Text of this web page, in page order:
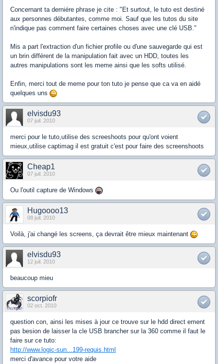
Concernant ta derniére phrase je cite : "Et surtout, le tuto est destiné
aux personnes débutantes, comme moi. Sauf que les tutos du site
n'indique pas comment faire certaines choses avec une clé USB."
Mis a part l'extraction d'un fichier profile ou d'une sauvegarde qui est
un brin différent de la manipulation fait avec un HDD, toutes les
autres manipulations sont les meme ainsi que les softs utilisé.
Enfin, merci tout de meme pour ton tuto je pense que ca va en aidé
quelques uns
elvisdu93
07 juil. 2010
merci pour le tuto,utilise des screeshoots pour qu'ont voient
mieux,utilise captimag il est gratuit c'est pour faire des screenshoots
Cheap1
07 juil. 2010
Ou l'outil capture de Windows
Hugoooo13
08 juil. 2010
Voilà, j'ai changé les screens, ça devrait être mieux maintenant
elvisdu93
12 juil. 2010
beaucoup mieu
scorpiofr
02 oct. 2010
question con, ainsi les mises à jour ce trouve sur le hdd direct ement
pas besion de laisser la cle USB brancher sur la 360 comme il faut le
faire sur ce tuto:
http://www.logic-sun...199-requis.html
merci d'avance pour votre aide